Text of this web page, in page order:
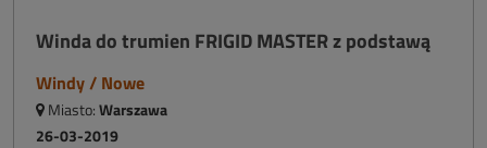
Winda do trumien FRIGID MASTER z podstawą
Windy / Nowe
Miasto:Warszawa
26-03-2019